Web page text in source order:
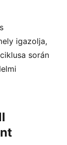
igazolja,
során